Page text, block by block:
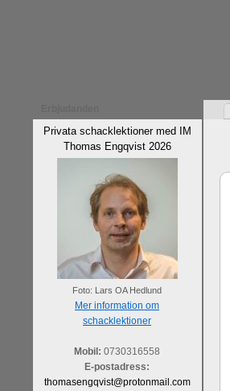
Privata schacklektioner med IM
Thomas Engqvist 2026
Foto: Lars OA Hedlund
Mer information om
schacklektioner
Mobil: 0730316558
E-postadress:
thomasengqvist@protonmail.com